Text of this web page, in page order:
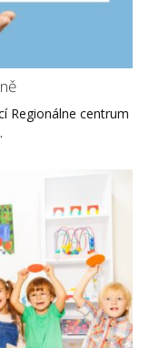
Regionálne centrum